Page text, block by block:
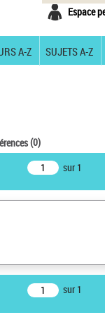
Espace
A-Z SUJETS A-Z
(0)
sur 1
sur 1